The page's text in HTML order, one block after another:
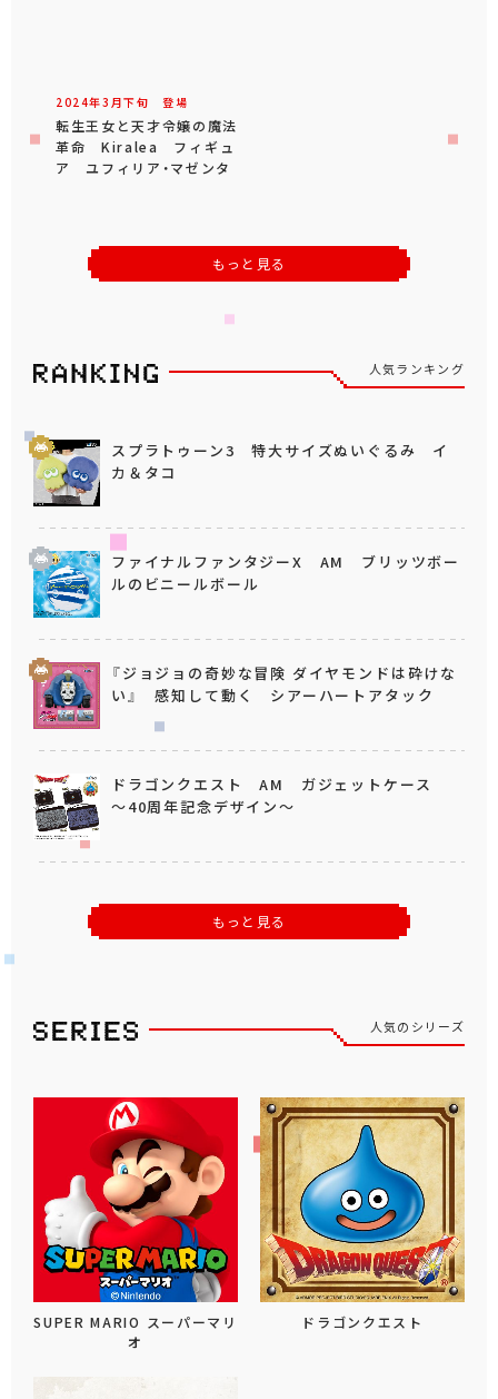
2024年3 月下旬 登場
転生王女と天才令嬢の魔法
革命 Kiralea フィギュ
ア ユフィリア・マゼンタ
もっと見る
人気ランキング
スプラトゥーン3 特大サイズぬいぐるみ イ
カ＆タコ
ファイナルファンタジーX AM ブリッツボー
ルのビニールボール
『ジョジョの奇妙な冒険 ダイヤモンドは砕けな
い』 感知して動く シアーハートアタック
ドラゴンクエスト AM ガジェットケース
～40周年記念デザイン～
もっと見る
人気のシリーズ
SUPER MARIO スーパーマリ
オ
ドラゴンクエスト